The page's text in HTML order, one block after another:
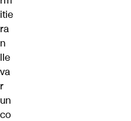
itie
ra
n
lle
va
r
un
co